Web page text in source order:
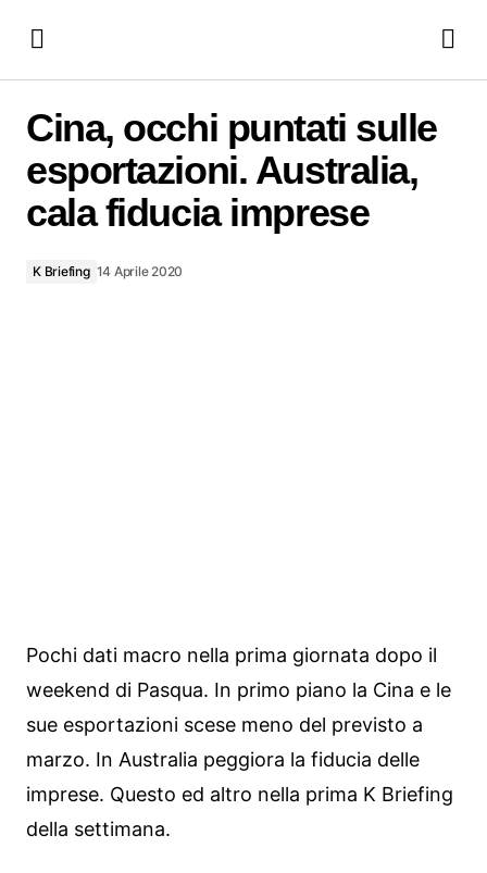
imprese
Cina, occhi puntati sulle
esportazioni. Australia,
cala fiducia imprese
K Briefing 14 Aprile 2020
Pochi dati macro nella prima giornata dopo il
weekend di Pasqua. In primo piano la Cina e le
sue esportazioni scese meno del previsto a
marzo. In Australia peggiora la fiducia delle
imprese. Questo ed altro nella prima K Briefing
della settimana.